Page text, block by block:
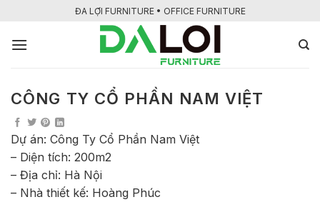
nội
ĐA LỢI FURNITURE • OFFICE FURNITURE
CÔNG TY CỔ PHẦN NAM VIỆT
Dự án: Công Ty Cổ Phần Nam Việt
– Diện tích: 200m2
– Địa chỉ: Hà Nội
– Nhà thiết kế: Hoàng Phúc